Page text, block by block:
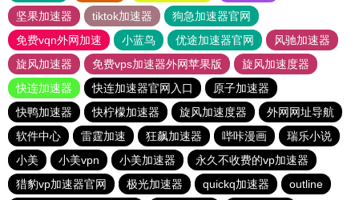
坚果加速器
tiktok加速器
狗急加速器官网
免费vqn外网加速
小蓝鸟 优途加速器官网
风驰加速器
旋风加速器
免费vps加速器外网苹果版
旋风加速度器
快连加速器
快连加速器官网入口
原子加速器
快鸭加速器
快柠檬加速器 旋风加速度器
外网网址导航
软件中心
雷霆加速 狂飙加速器 哔咔漫画
瑞乐小说
小美
小美vpn 小美加速器
永久不收费的vp加速器
猎豹vp加速器官网
极光加速器 quickq加速器 outline